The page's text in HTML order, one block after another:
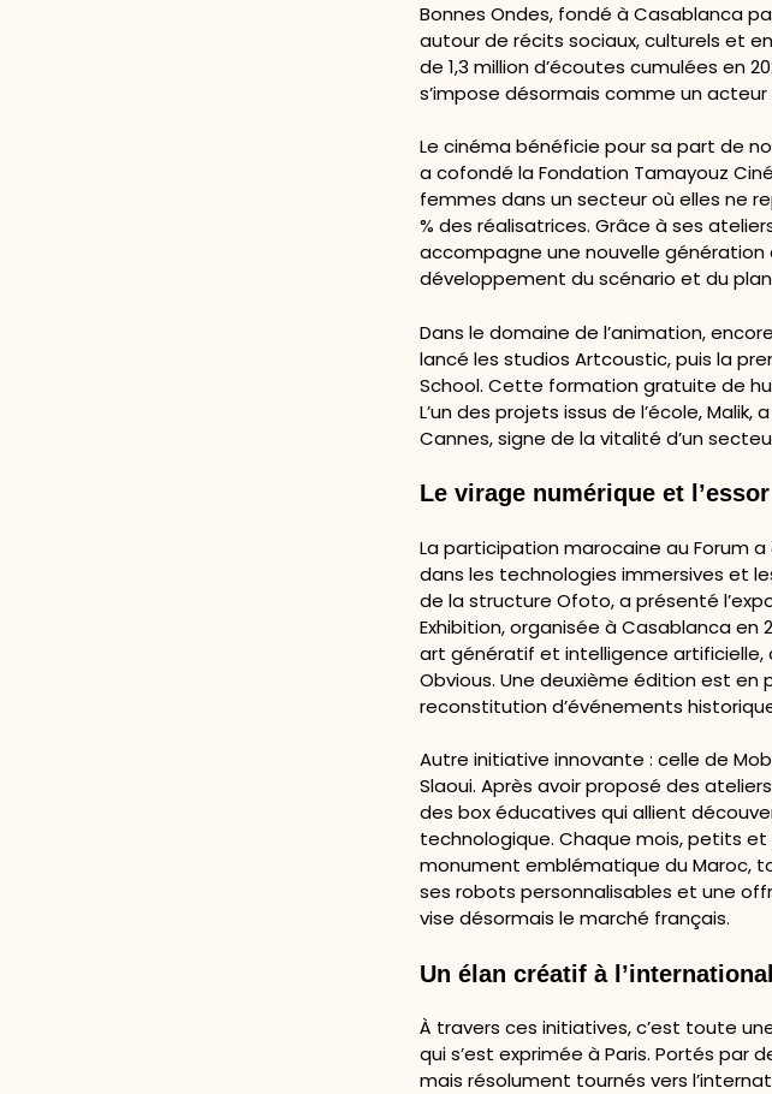
Bonnes Ondes, fondé à Casablanca
autour de récits sociaux, culturels et
de 1,3 million d’écoutes cumulées en
s’impose désormais comme un
Le cinéma bénéficie pour sa part de
a cofondé la Fondation Tamayouz
femmes dans un secteur où elles ne
% des réalisatrices. Grâce à ses
accompagne une nouvelle génération
développement du scénario et du
Dans le domaine de l’animation,
lancé les studios Artcoustic, puis la
School. Cette formation gratuite de
L’un des projets issus de l’école,Malik,
Cannes, signe de la vitalité d’un
Le virage numérique et l’essor
La participation marocaine au Forum
dans les technologies immersives et
de la structure Ofoto, a présenté
Exhibition, organisée à Casablanca en
art génératif et intelligence
Obvious. Une deuxième édition est
reconstitution d’événements
Autre initiative innovante : celle de
Slaoui. Après avoir proposé des
des box éducatives qui allient
technologique. Chaque mois, petits
monument emblématique du Maroc,
ses robots personnalisables et une
vise désormais le marché français.
Un élan créatif à l’international
À travers ces initiatives, c’est toute
qui s’est exprimée à Paris. Portés par
mais résolument tournés vers